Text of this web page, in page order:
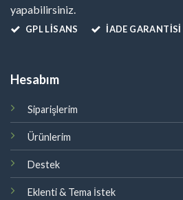
yapabilirsiniz.
GPL LISANS İADE GARANTİSİ
Hesabım
Siparişlerim
Ürünlerim
Destek
Eklenti & Tema İstek